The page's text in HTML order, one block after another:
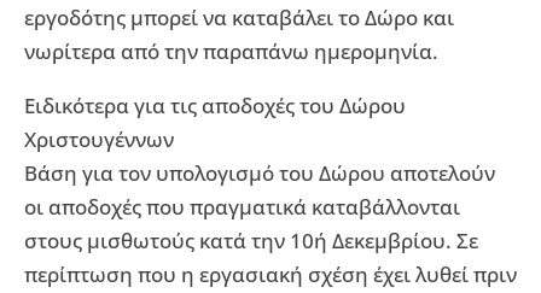
εργοδότης μπορεί να καταβάλει το Δώρο και
νωρίτερα από την παραπάνω ημερομηνία.
Ειδικότερα για τις αποδοχές του Δώρου
Χριστουγέννων
Βάση για τον υπολογισμό του Δώρου αποτελούν
οι αποδοχές που πραγματικά καταβάλλονται
στους μισθωτούς κατά την 10ή Δεκεμβρίου. Σε
περίπτωση που η εργασιακή σχέση έχει λυθεί πριν